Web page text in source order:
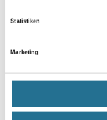
Statistiken
Marketing